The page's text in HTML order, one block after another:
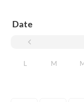
Date
L M